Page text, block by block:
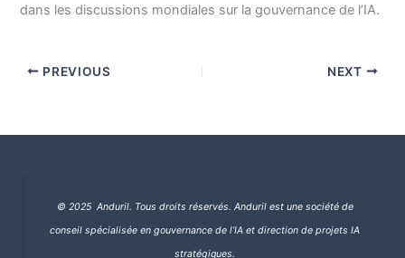
dans les discussions mondiales sur la gouvernance de l’IA.
PREVIOUS NEXT
© 2025 Anduril. Tous droits réservés. Anduril est une société de
conseil spécialisée en gouvernance de l’IA et direction de projets IA
stratégiques.